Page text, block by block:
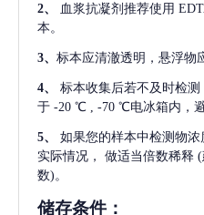
2、 血浆抗凝剂推荐使用
本。
3、 标本应清澈透明，悬浮物
4、
标本收集后若不及时检
于 -20 ℃ , -70 ℃电冰箱内，
5、
如果您的样本中检测物
实际情况，
做适当倍数稀释 (
数)。
储存条件：